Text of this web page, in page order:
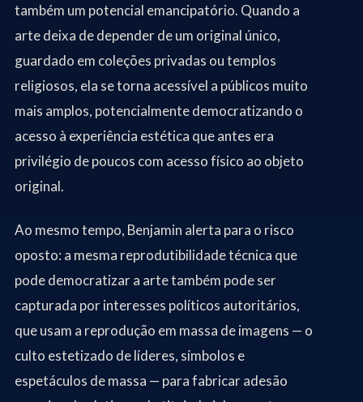
também um potencial emancipatório. Quando a
arte deixa de depender de um original único,
guardado em coleções privadas ou templos
religiosos, ela se torna acessível a públicos muito
mais amplos, potencialmente democratizando o
acesso à experiência estética que antes era
privilégio de poucos com acesso físico ao objeto
original.
Ao mesmo tempo, Benjamin alerta para o risco
oposto: a mesma reprodutibilidade técnica que
pode democratizar a arte também pode ser
capturada por interesses políticos autoritários,
que usam a reprodução em massa de imagens — o
culto estetizado de líderes, símbolos e
espetáculos de massa — para fabricar adesão